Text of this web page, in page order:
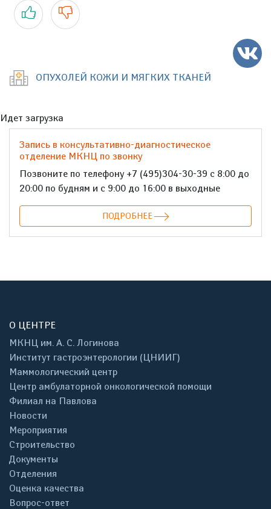
Да Нет
ОПУХОЛЕЙ КОЖИ И МЯГКИХ ТКАНЕЙ
Идет загрузка
Запись в консультативно-диагностическое
отделение МКНЦ по звонку
Позвоните по телефону +7 (495)304-30-39 с 8:00 до
20:00 по будням и с 9:00 до 16:00 в выходные
ПОДРОБНЕЕ
О ЦЕНТРЕ
МКНЦ им. А. С. Логинова
Институт гастроэнтерологии (ЦНИИГ)
Маммологический центр
Центр амбулаторной онкологической помощи
Филиал на Павлова
Новости
Мероприятия
Строительство
Документы
Отделения
Оценка качества
Вопрос-ответ